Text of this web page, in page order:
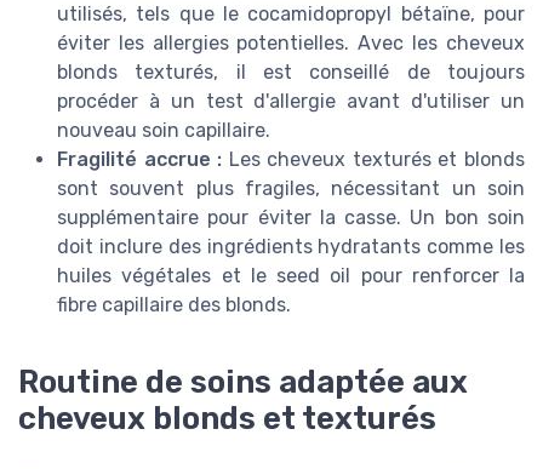
utilisés, tels que le cocamidopropyl bétaïne, pour
éviter les allergies potentielles. Avec les cheveux
blonds texturés, il est conseillé de toujours
procéder à un test d'allergie avant d'utiliser un
nouveau soin capillaire.
Fragilité accrue : Les cheveux texturés et blonds
sont souvent plus fragiles, nécessitant un soin
supplémentaire pour éviter la casse. Un bon soin
doit inclure des ingrédients hydratants comme les
huiles végétales et le seed oil pour renforcer la
fibre capillaire des blonds.
Routine de soins adaptée aux
cheveux blonds et texturés